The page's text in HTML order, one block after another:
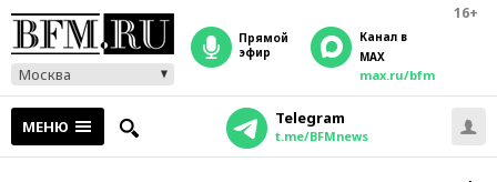
16+
Москва
прямой
эфир
Канал в
MAX
max.ru/bfm
МЕНЮ Telegram
t.me/BFMnews